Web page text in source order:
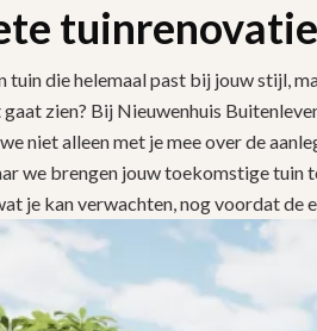
tuinrenovatie
tuin die helemaal past bij jouw stijl,
zien? Bij Nieuwenhuis
niet alleen met je mee over de
we brengen jouw toekomstige tuin
je kan verwachten, nog voordat de